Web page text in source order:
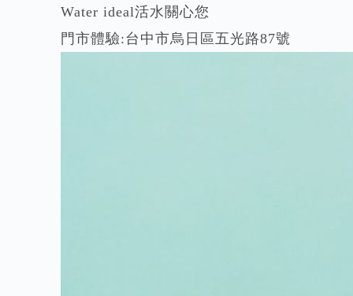
Water ideal活水關心您
門市體驗:台中市烏日區五光路87號